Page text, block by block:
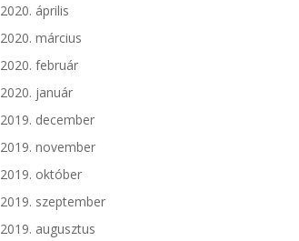
2020. április
2020. március
2020. február
2020. január
2019. december
2019. november
2019. október
2019. szeptember
2019. augusztus